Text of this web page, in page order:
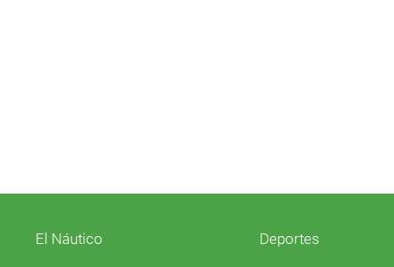
El Náutico Deportes